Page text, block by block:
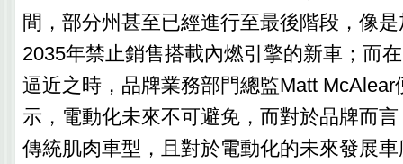
間，部分州甚至已經進行至最後階段，像
2035年禁止銷售搭載內燃引擎的新車；而
逼近之時，品牌業務部門總監Matt McAlear
示，電動化未來不可避免，而對於品牌而
傳統肌肉車型，且對於電動化的未來發展